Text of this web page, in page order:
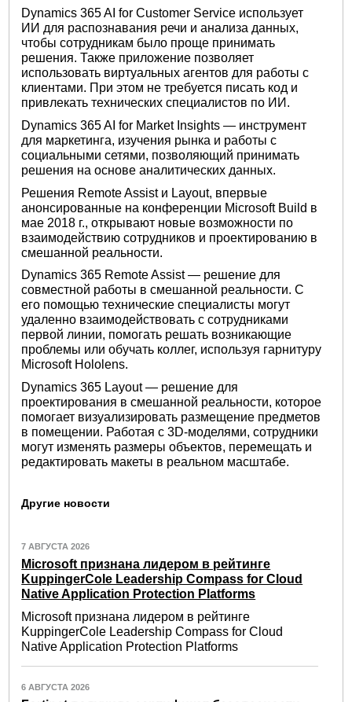
Dynamics 365 AI for Customer Service использует
ИИ для распознавания речи и анализа данных,
чтобы сотрудникам было проще принимать
решения. Также приложение позволяет
использовать виртуальных агентов для работы с
клиентами. При этом не требуется писать код и
привлекать технических специалистов по ИИ.
Dynamics 365 AI for Market Insights — инструмент
для маркетинга, изучения рынка и работы с
социальными сетями, позволяющий принимать
решения на основе аналитических данных.
Решения Remote Assist и Layout, впервые
анонсированные на конференции Microsoft Build в
мае 2018 г., открывают новые возможности по
взаимодействию сотрудников и проектированию в
смешанной реальности.
Dynamics 365 Remote Assist — решение для
совместной работы в смешанной реальности. С
его помощью технические специалисты могут
удаленно взаимодействовать с сотрудниками
первой линии, помогать решать возникающие
проблемы или обучать коллег, используя гарнитуру
Microsoft Hololens.
Dynamics 365 Layout — решение для
проектирования в смешанной реальности, которое
помогает визуализировать размещение предметов
в помещении. Работая с 3D-моделями, сотрудники
могут изменять размеры объектов, перемещать и
редактировать макеты в реальном масштабе.
Другие новости
7 АВГУСТА 2026
Microsoft признана лидером в рейтинге
KuppingerCole Leadership Compass for Cloud
Native Application Protection Platforms
Microsoft признана лидером в рейтинге
KuppingerCole Leadership Compass for Cloud
Native Application Protection Platforms
6 АВГУСТА 2026